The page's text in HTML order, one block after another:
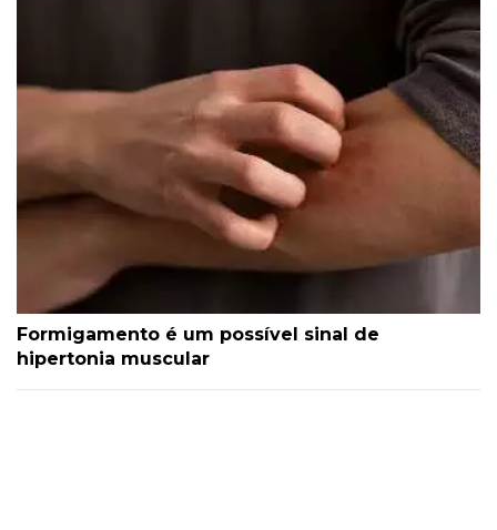
Formigamento é um possível sinal de
hipertonia muscular